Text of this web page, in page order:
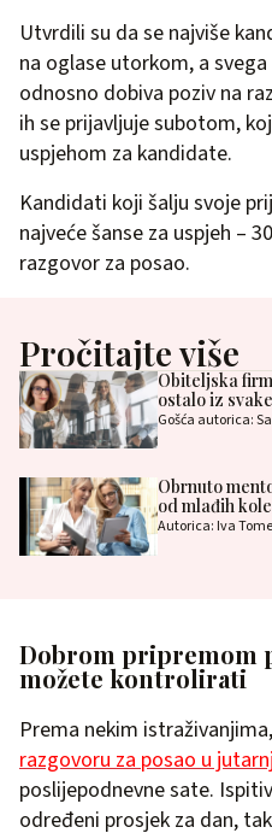
Utvrdili su da se najviše
na oglase utorkom, a
odnosno dobiva poziv na
ih se prijavljuje subotom,
uspjehom za kandidate.
Kandidati koji šalju svoje
najveće šanse za uspjeh –
razgovor za posao.
Pročitajte više
Obiteljska
ostalo iz
Gošća autorica:
Obrnuto
od mlađih
Autorica: Iva
Dobrom pripremom
možete kontrolirati
Prema nekim
razgovoru za posao u
poslijepodnevne sate.
određeni prosjek za dan,